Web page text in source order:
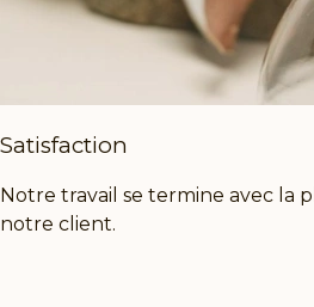
Satisfaction
Notre travail se termine avec la
notre client.